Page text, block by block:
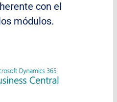
con el
módulos.